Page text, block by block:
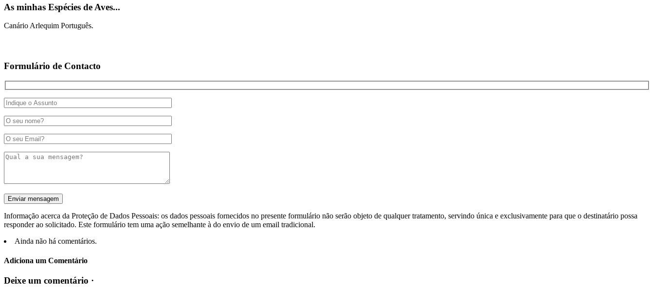
As minhas Espécies de Aves...
Canário Arlequim Português.
Formulário de Contacto
Informação acerca da Proteção de Dados Pessoais: os dados pessoais fornecidos no presente formulário não serão objeto de qualquer tratamento, servindo única e exclusivamente para que o destinatário possa
responder ao solicitado. Este formulário tem uma ação semelhante à do envio de um email tradicional.
Ainda não há comentários.
Adiciona um Comentário
Deixe um comentário ·